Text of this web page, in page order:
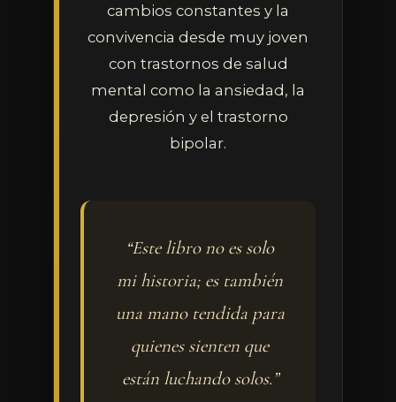
cambios constantes y la
convivencia desde muy joven
con trastornos de salud
mental como la ansiedad, la
depresión y el trastorno
bipolar.
“Este libro no es solo
mi historia; es también
una mano tendida para
quienes sienten que
están luchando solos.”